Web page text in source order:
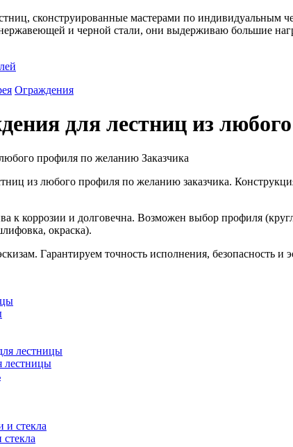
сконструированные мастерами по индивидуальным
и черной стали, они выдерживаю большие
Ограждения
для лестниц из
из любого профиля по желанию заказчика.
к коррозии и долговечна. Возможен выбор профиля
окраска).
Гарантируем точность исполнения, безопасность
лестницы